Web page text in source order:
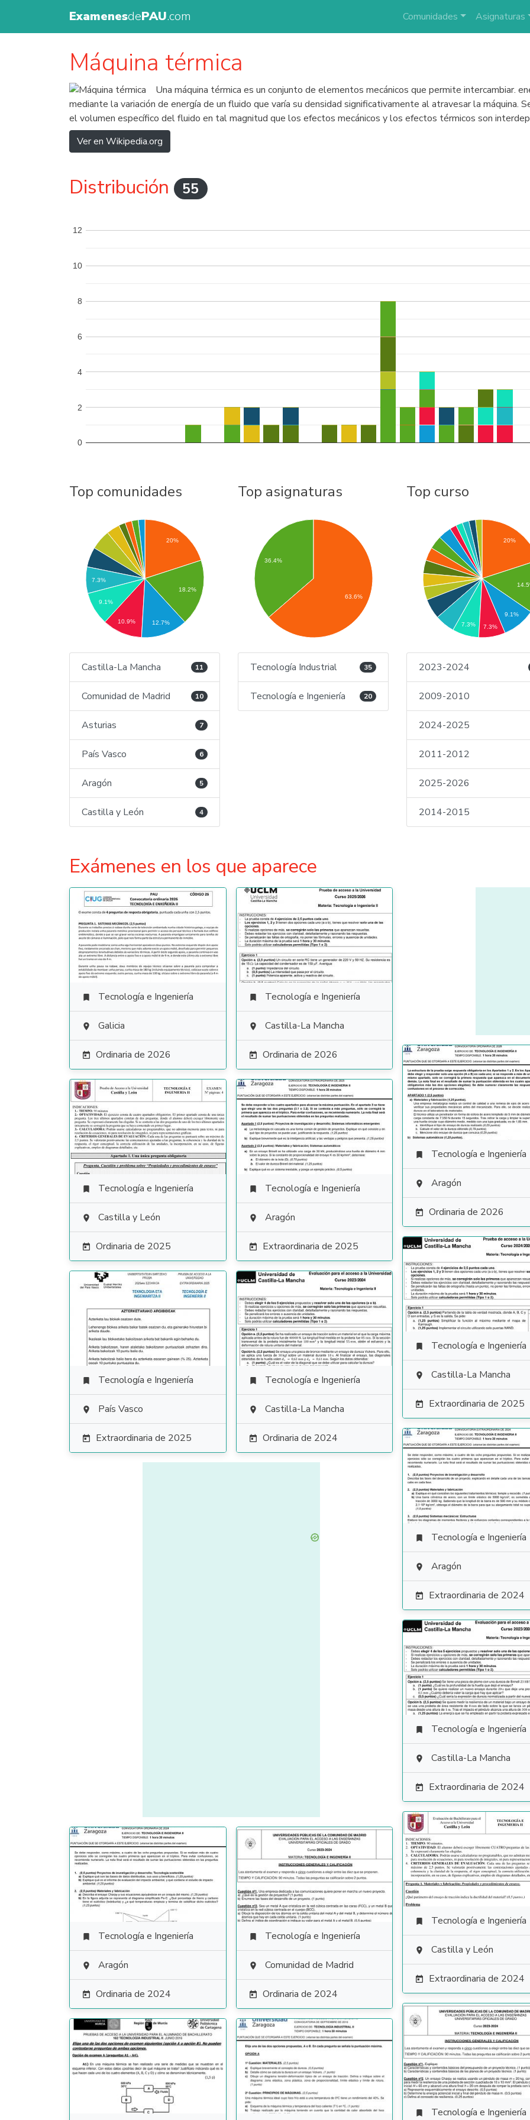
ExamenesdePAU.com Comunidades Asignaturas
Máquina térmica
Una máquina térmica es un conjunto de elementos mecánicos que permite intercambiar.
mediante la variación de energía de un fluido que varía su densidad significativamente al atravesar la máquina.
el volumen específico del fluido en tal magnitud que los efectos mecánicos y los efectos térmicos son
Ver en Wikipedia.org
Distribución 55
0
2
4
6
8
10
12
Top comunidades
20%
18.2%
7.3%
9.1%
10.9% 12.7%
Castilla-La Mancha 11
Comunidad de Madrid 10
Asturias 7
País Vasco 6
Aragón 5
Castilla y León 4
Top asignaturas
36.4%
63.6%
Tecnología Industrial 35
Tecnología e Ingeniería 20
Top curso
20%
9.1%
7.3%
7.3%
2023-2024
2009-2010
2024-2025
2011-2012
2025-2026
2014-2015
Exámenes en los que aparece
 Tecnología e Ingeniería
 Galicia
 Ordinaria de 2026
 Tecnología e Ingeniería
 Castilla-La Mancha
 Ordinaria de 2026
 Tecnología e Ingeniería
 Aragón
 Ordinaria de 2026
 Tecnología e Ingeniería
 Castilla y León
 Ordinaria de 2025
 Tecnología e Ingeniería
 Aragón
 Extraordinaria de 2025
 Tecnología e Ingeniería
 Castilla-La Mancha
 Extraordinaria de 2025
 Tecnología e Ingeniería
 País Vasco
 Extraordinaria de 2025
 Tecnología e Ingeniería
 Castilla-La Mancha
 Ordinaria de 2024
 Tecnología e Ingeniería
 Aragón
 Extraordinaria de 2024
 Tecnología e Ingeniería
 Castilla-La Mancha
 Extraordinaria de 2024
 Tecnología e Ingeniería
 Castilla y León
 Extraordinaria de 2024
 Tecnología e Ingeniería
 Aragón
 Ordinaria de 2024
 Tecnología e Ingeniería
 Comunidad de Madrid
 Ordinaria de 2024
 Tecnología e Ingeniería